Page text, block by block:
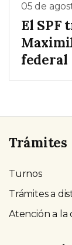
05 de
El SPF
federal
Trámites
Turnos
Trámites a
Atención a la